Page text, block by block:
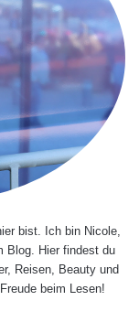
bist. Ich bin Nicole,
Blog. Hier findest du
Reisen, Beauty und
beim Lesen!